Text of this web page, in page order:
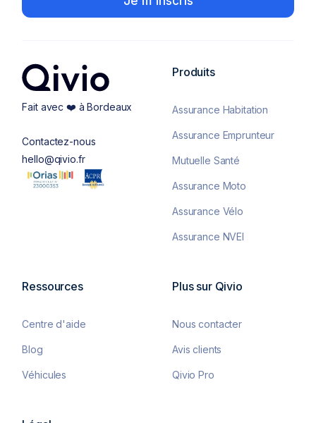
Fait avec ❤️ à Bordeaux
Contactez-nous
hello@qivio.fr
Produits
Assurance Habitation
Assurance Emprunteur
Mutuelle Santé
Assurance Moto
Assurance Vélo
Assurance NVEI
Ressources
Centre d'aide
Blog
Véhicules
Plus sur Qivio
Nous contacter
Avis clients
Qivio Pro